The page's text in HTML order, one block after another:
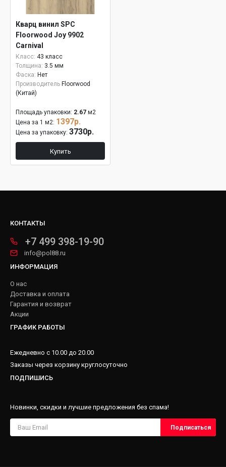
Кварц винил SPC
Floorwood Joy 9902
Carnival
Класс: 43 класс
Толщина: 3.5 мм
Фаска: Нет
Производитель Floorwood
(Китай)
Площадь упаковки: 2.67 м2
Цена за 1 м2: 1397р.
Цена за упаковку: 3730р.
Купить
КОНТАКТЫ
+7 499 398-19-90
info@pol88.ru
ИНФОРМАЦИЯ
О нас
Доставка и оплата
Гарантия и возврат
Акции
ГРАФИК РАБОТЫ
Ежедневно с 10.00 до 20.00
Заказы через корзину круглосуточно
ПОДПИШИСЬ
Новинки, скидки и лучшие предложения без спама!